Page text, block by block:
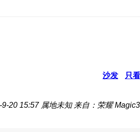
沙发 只
9-20 15:57 属地未知 来自：荣耀